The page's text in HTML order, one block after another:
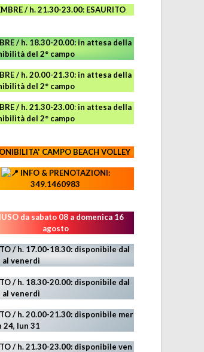
/ h. 21.30-23.00: ESAURITO
/ h. 18.30-20.00:in attesa della
del 2° campo
/ h. 20.00-21.30:in attesa della
del 2° campo
/ h. 21.30-23.00:in attesa della
del 2° campo
CAMPOBEACH VOLLEY
INFO & PRENOTAZIONI:
349.1460983
da sabato 08 a domenica 16
agosto
/ h. 17.00-18.30: disponibile dal
al venerdì
/ h. 18.30-20.00: disponibile dal
al venerdì
/ h. 20.00-21.30: disponibile mer
24, lun 31
/ h. 21.30-23.00: disponibile ven